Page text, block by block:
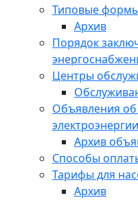
Типовые
Архив
Порядок
Центры
Объявления
электроэнергии
Архив
Способы
Тарифы для
Архив